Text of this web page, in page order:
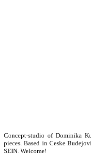
Concept-studio of Dominika
pieces. Based in Ceske
SEIN. Welcome!